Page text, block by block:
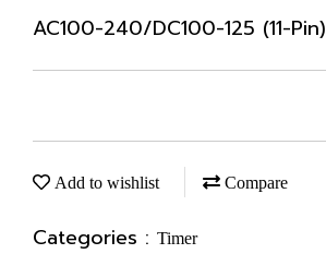
AC100-240/DC100-125 (11-Pin)
Add to wishlist Compare
Categories : Timer